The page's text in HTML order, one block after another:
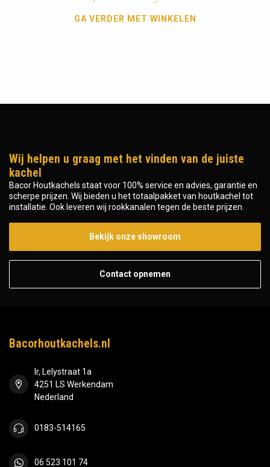
GA VERDER MET WINKELEN
Wij helpen u graag met het vinden van de juiste
kachel
Bacor Houtkachels staat voor 100% service en advies, garantie en
scherpe prijzen. Wij bieden u het totaalpakket van houtkachel tot
installatie. Ook leveren wij rookkanalen tegen de beste prijzen.
Bekijk onze showroom
Contact opnemen
Bacorhoutkachels.nl
Ir, Lelystraat 1a
4251 LS Werkendam
Nederland
0183-514165
06 523 101 74